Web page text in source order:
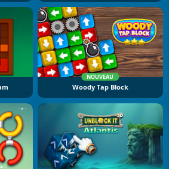
NOUVEAU
Woody Tap Block